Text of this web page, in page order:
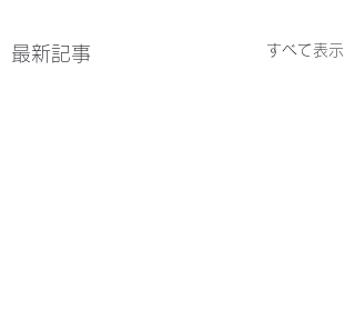
最新記事 すべて表示